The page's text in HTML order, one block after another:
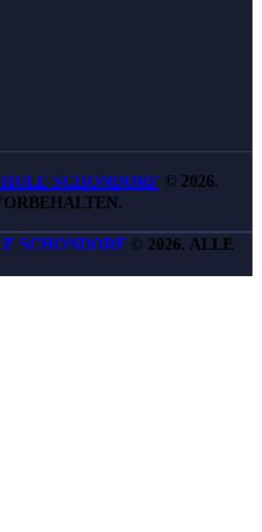
SCHONDORF © 2026.
SCHONDORF © 2026. ALLE